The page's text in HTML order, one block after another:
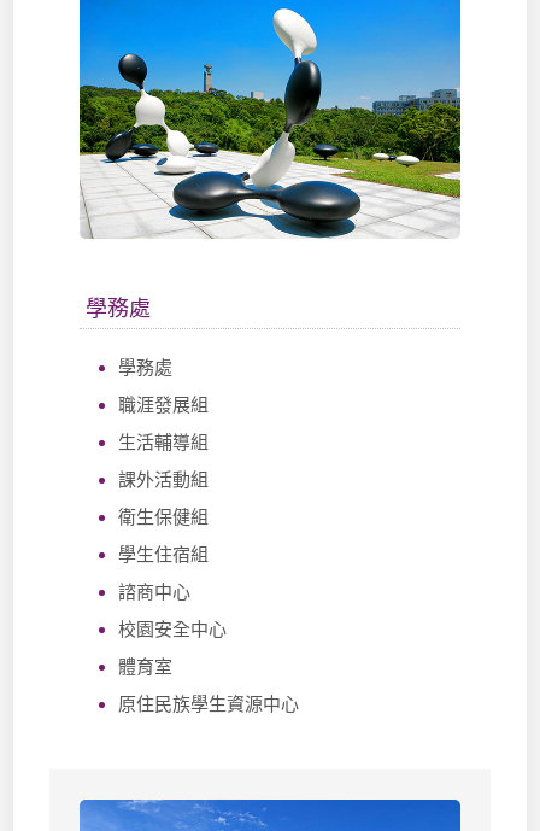
學務處
學務處
職涯發展組
生活輔導組
課外活動組
衛生保健組
學生住宿組
諮商中心
校園安全中心
體育室
原住民族學生資源中心